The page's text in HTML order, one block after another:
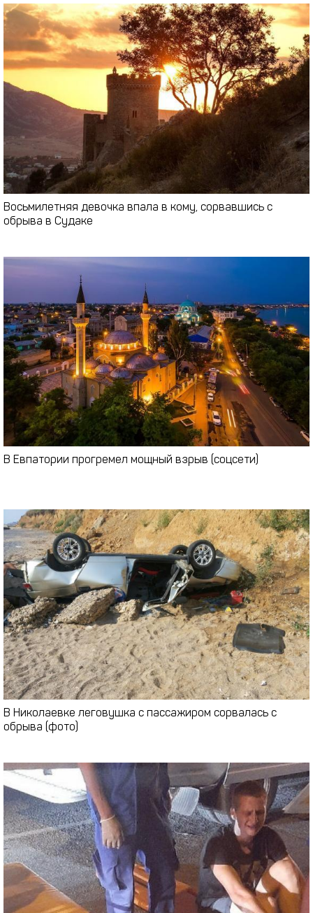
Восьмилетняя девочка впала в кому, сорвавшись с
обрыва в Судаке
В Евпатории прогремел мощный взрыв (соцсети)
В Николаевке леговушка с пассажиром сорвалась с
обрыва (фото)